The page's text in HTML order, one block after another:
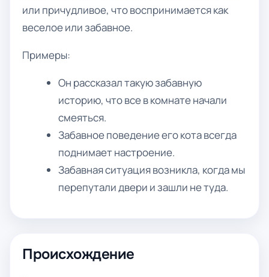
или причудливое, что воспринимается как
веселое или забавное.
Примеры:
Он рассказал такую забавную
историю, что все в комнате начали
смеяться.
Забавное поведение его кота всегда
поднимает настроение.
Забавная ситуация возникла, когда мы
перепутали двери и зашли не туда.
Происхождение